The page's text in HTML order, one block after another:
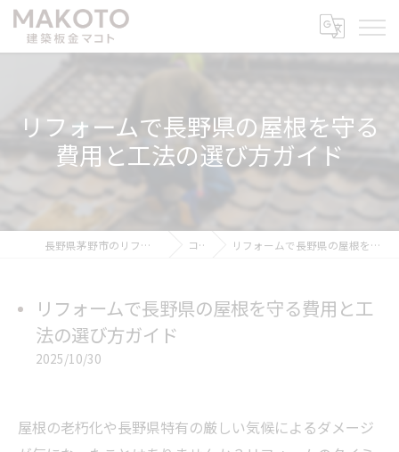
リフォームで長野県の屋根を守る
費用と工法の選び方ガイド
長野県茅野市のリフォームなら建築板金マコト コラム リフォームで長野県の屋根を守る費用と工法の選び方ガイド
リフォームで長野県の屋根を守る費用と工
法の選び方ガイド
2025/10/30
屋根の老朽化や長野県特有の厳しい気候によるダメージ